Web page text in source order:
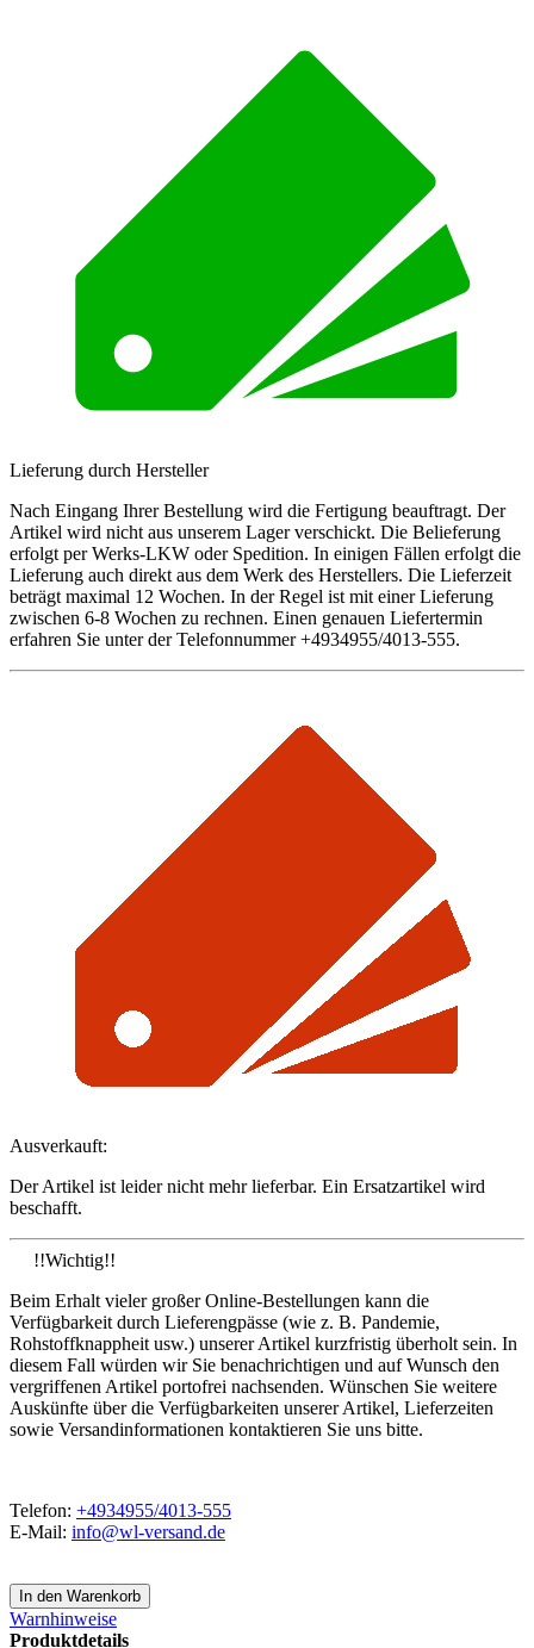
Lieferung durch Hersteller
Nach Eingang Ihrer Bestellung wird die Fertigung beauftragt. Der
Artikel wird nicht aus unserem Lager verschickt. Die Belieferung
erfolgt per Werks-LKW oder Spedition. In einigen Fällen erfolgt die
Lieferung auch direkt aus dem Werk des Herstellers. Die Lieferzeit
beträgt maximal 12 Wochen. In der Regel ist mit einer Lieferung
zwischen 6-8 Wochen zu rechnen. Einen genauen Liefertermin
erfahren Sie unter der Telefonnummer +4934955/4013-555.
Ausverkauft:
Der Artikel ist leider nicht mehr lieferbar. Ein Ersatzartikel wird
beschafft.
!!Wichtig!!
Beim Erhalt vieler großer Online-Bestellungen kann die
Verfügbarkeit durch Lieferengpässe (wie z. B. Pandemie,
Rohstoffknappheit usw.) unserer Artikel kurzfristig überholt sein. In
diesem Fall würden wir Sie benachrichtigen und auf Wunsch den
vergriffenen Artikel portofrei nachsenden. Wünschen Sie weitere
Auskünfte über die Verfügbarkeiten unserer Artikel, Lieferzeiten
sowie Versandinformationen kontaktieren Sie uns bitte.
Telefon: +4934955/4013-555
E-Mail: info@wl-versand.de
Warnhinweise
Produktdetails